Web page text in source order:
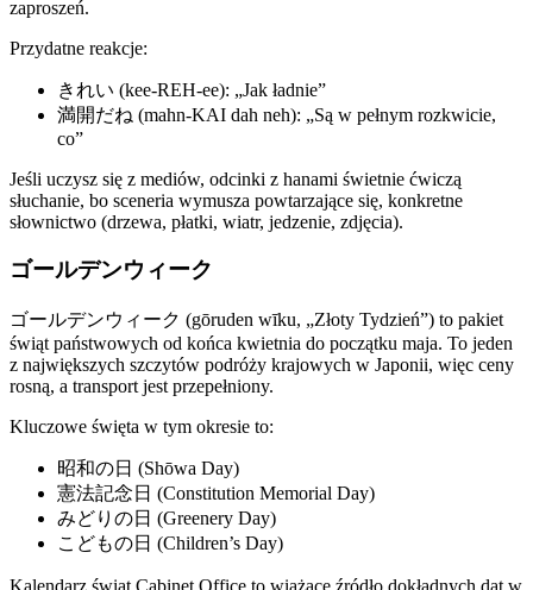
zaproszeń.
Przydatne reakcje:
きれい (kee-REH-ee): „Jak ładnie”
満開だね (mahn-KAI dah neh): „Są w pełnym rozkwicie,
co”
Jeśli uczysz się z mediów, odcinki z hanami świetnie ćwiczą
słuchanie, bo sceneria wymusza powtarzające się, konkretne
słownictwo (drzewa, płatki, wiatr, jedzenie, zdjęcia).
ゴールデンウィーク
ゴールデンウィーク (gōruden wīku, „Złoty Tydzień”) to pakiet
świąt państwowych od końca kwietnia do początku maja. To jeden
z największych szczytów podróży krajowych w Japonii, więc ceny
rosną, a transport jest przepełniony.
Kluczowe święta w tym okresie to:
昭和の日 (Shōwa Day)
憲法記念日 (Constitution Memorial Day)
みどりの日 (Greenery Day)
こどもの日 (Children’s Day)